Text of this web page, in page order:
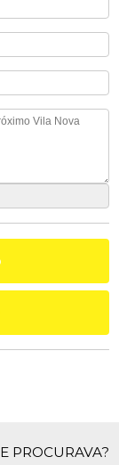
PROCURAVA?